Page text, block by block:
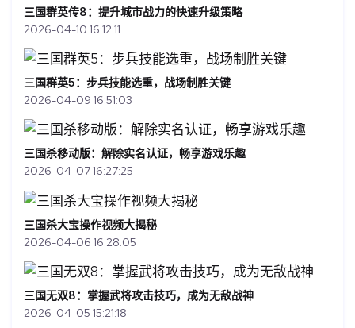
三国群英传8：提升城市战力的快速升级策略
2026-04-10 16:12:11
三国群英5：步兵技能选重，战场制胜关键
2026-04-09 16:51:03
三国杀移动版：解除实名认证，畅享游戏乐趣
2026-04-07 16:27:25
三国杀大宝操作视频大揭秘
2026-04-06 16:28:05
三国无双8：掌握武将攻击技巧，成为无敌战神
2026-04-05 15:21:18